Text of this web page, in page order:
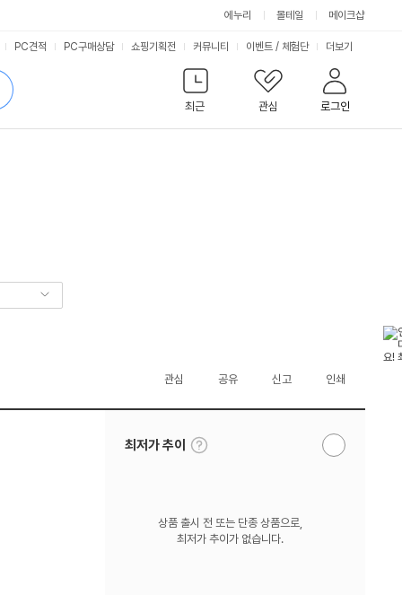
에누리 몰테일 메이크샵
최근
관심 로그인
PC견적 PC구매상담 쇼핑기획전 커뮤니티 이벤트 / 체험단 서
비
스
더보기
관심 공유 신고 인쇄
최저가 추이
툴
팁
알
상품 출시 전 또는 단종 상품으로,
최저가 추이가 없습니다.